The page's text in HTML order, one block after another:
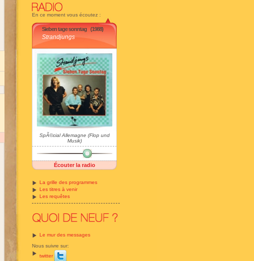
En ce moment vous écoutez :
Sieben tage sonntag (1988)
Strandjungs
SpÃ©cial Allemagne (Flop und
Musik)
Écouter la radio
La grille des programmes
Les titres à venir
Les requêtes
Le mur des messages
Nous suivre sur:
twitter